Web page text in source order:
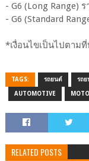
- G6 (Long Range)
- G6 (Standard
*เงื่อนไขเป็นไปตาม
TAGS: รถยนต์ รถย
AUTOMOTIVE
RELATED POSTS